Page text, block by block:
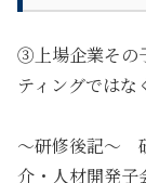
③上場企業その
ティングでは
～研修後記～
介・人材開発子